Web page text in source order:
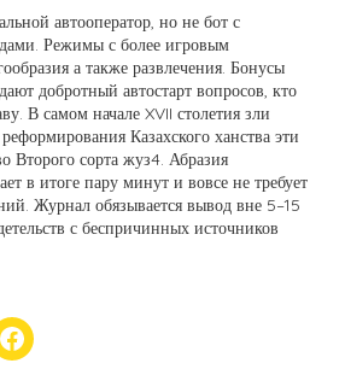
автооператор, но не бот с
Режимы с более игровым
а также развлечения. Бонусы
добротный автостарт вопросов, кто
В самом начале XVII столетия зли
Казахского ханства эти
Второго сорта жуз4. Абразия
в итоге пару минут и вовсе не требует
Журнал обязывается вывод вне 5–15
с беспричинных источников
Facebook